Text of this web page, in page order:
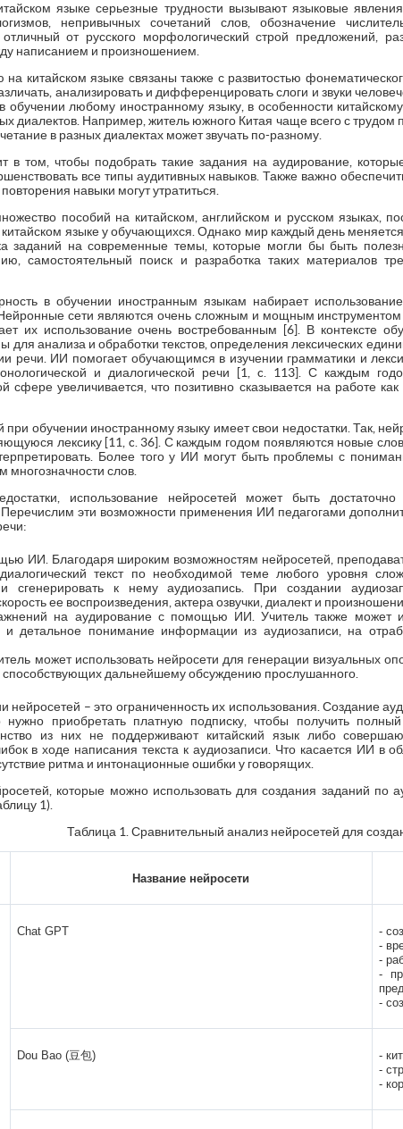
языке серьезные трудности вызывают языковые
непривычных сочетаний слов, обозначение
от русского морфологический строй предложений,
написанием и произношением.
китайском языке связаны также с развитостью
анализировать и дифференцировать слоги и звуки
обучении любому иностранному языку, в особенности
диалектов. Например, житель южного Китая чаще всего с трудом
в разных диалектах может звучать по-разному.
в том, чтобы подобрать такие задания на аудирование,
все типы аудитивных навыков. Также важно
навыки могут утратиться.
пособий на китайском, английском и русском языках,
языке у обучающихся. Однако мир каждый день меняется
заданий на современные темы, которые могли бы быть
самостоятельный поиск и разработка таких материалов
в обучении иностранным языкам набирает использование
сети являются очень сложным и мощным
их использование очень востребованным [6]. В контексте
для анализа и обработки текстов, определения лексических
речи. ИИ помогает обучающимся в изучении грамматики и
и диалогической речи [1, c. 113]. С каждым
сфере увеличивается, что позитивно сказывается на работе
обучении иностранному языку имеет свои недостатки. Так,
лексику [11, c. 36]. С каждым годом появляются новые
Более того у ИИ могут быть проблемы с
слов.
использование нейросетей может быть
эти возможности применения ИИ педагогами
ИИ. Благодаря широким возможностям нейросетей,
текст по необходимой теме любого уровня
сгенерировать к нему аудиозапись. При создании
ее воспроизведения, актера озвучки, диалект и
на аудирование с помощью ИИ. Учитель также может
детальное понимание информации из аудиозаписи, на
может использовать нейросети для генерации визуальных
способствующих дальнейшему обсуждению прослушанного.
нейросетей – это ограниченность их использования. Создание
приобретать платную подписку, чтобы получить
из них не поддерживают китайский язык либо
в ходе написания текста к аудиозаписи. Что касается ИИ в
ритма и интонационные ошибки у говорящих.
которые можно использовать для создания заданий по
1).
Таблица 1. Сравнительный анализ нейросетей для
Название нейросети
Chat GPT
-
-
-
-
-
Dou Bao (豆包)
-
-
-